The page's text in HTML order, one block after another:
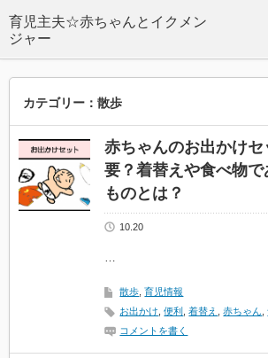
カテゴリー：散歩
赤ちゃんのお出かけ
要？着替えや食べ物
ものとは？
10.20
…
散歩 ,育児情報
お出かけ ,便利 ,着替え ,赤ちゃん ,
コメントを書く